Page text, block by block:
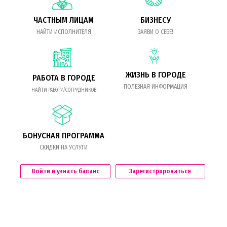
ЧАСТНЫМ ЛИЦАМ
НАЙТИ ИСПОЛНИТЕЛЯ
БИЗНЕСУ
ЗАЯВИ О СЕБЕ!
РАБОТА В ГОРОДЕ
НАЙТИ РАБОТУ/СОТРУДНИКОВ
ЖИЗНЬ В ГОРОДЕ
ПОЛЕЗНАЯ ИНФОРМАЦИЯ
БОНУСНАЯ ПРОГРАММА
СКИДКИ НА УСЛУГИ
Войти и узнать баланс Зарегистрироваться